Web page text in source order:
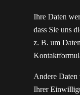
Ihre Daten
dass Sie uns
z. B. um
Andere Daten
Ihrer